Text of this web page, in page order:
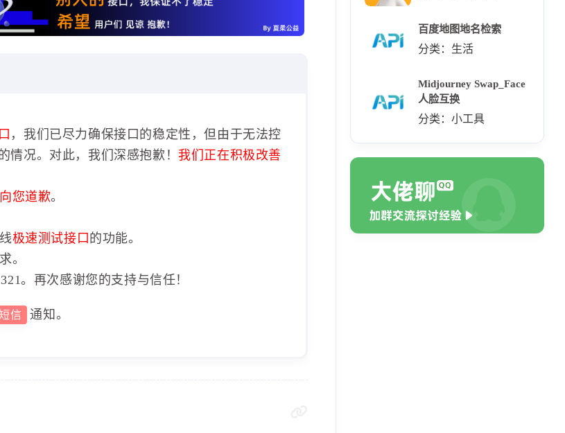
，我们已尽力确保接口的稳定性，但由于无法控
况。对此，我们深感抱歉！ 我们正在积极改善
您道歉。
极速测试接口 的功能。
。
。再次感谢您的支持与信任！
信 通知。
百度地图地名检索
分类：生活
Midjourney Swap_Face
人脸互换
分类：小工具